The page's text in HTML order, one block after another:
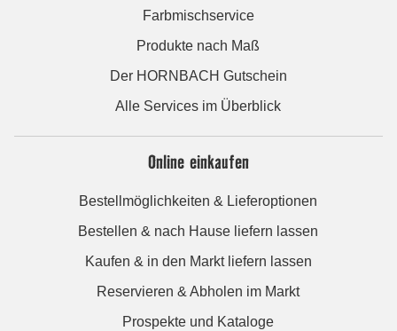
Farbmischservice
Produkte nach Maß
Der HORNBACH Gutschein
Alle Services im Überblick
Online einkaufen
Bestellmöglichkeiten & Lieferoptionen
Bestellen & nach Hause liefern lassen
Kaufen & in den Markt liefern lassen
Reservieren & Abholen im Markt
Prospekte und Kataloge